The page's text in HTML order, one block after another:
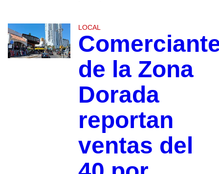
LOCAL
de la Zona
Dorada
reportan
ventas del